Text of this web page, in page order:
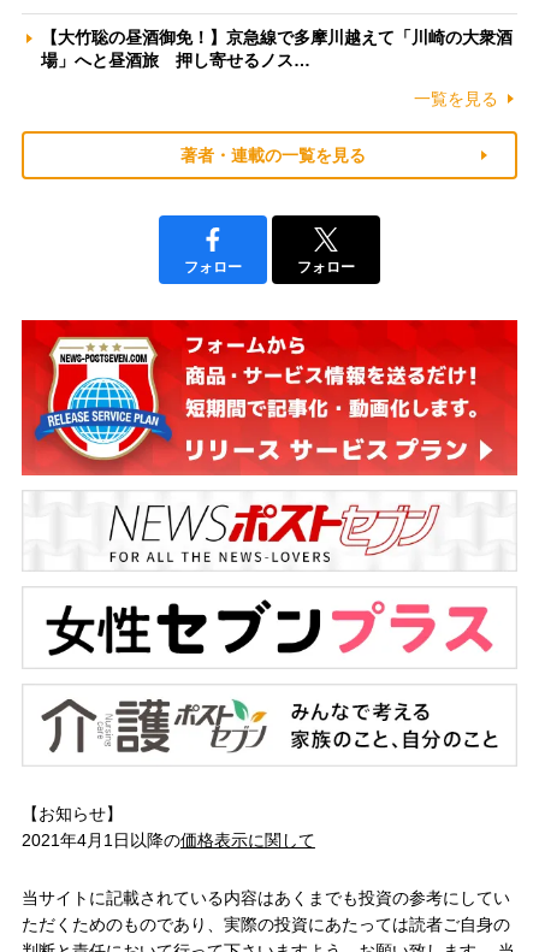
【大竹聡の昼酒御免！】京急線で多摩川越えて「川崎の大衆酒
場」へと昼酒旅 押し寄せるノス…
一覧を見る
著者・連載の一覧を見る
フォロー フォロー
【お知らせ】
2021年4月1日以降の価格表示に関して
当サイトに記載されている内容はあくまでも投資の参考にしてい
ただくためのものであり、実際の投資にあたっては読者ご自身の